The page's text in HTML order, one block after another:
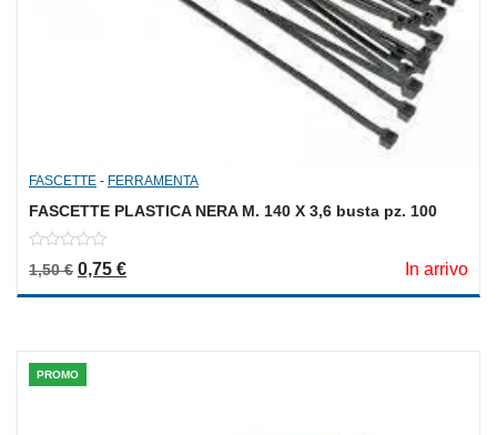
FASCETTE - FERRAMENTA
FASCETTE PLASTICA NERA M. 140 X 3,6 busta pz. 100
out
1,50€ Il prezzo originale era: 1,50 €.
0,75 €Il prezzo attuale è: 0,75 €. In arrivo
PROMO